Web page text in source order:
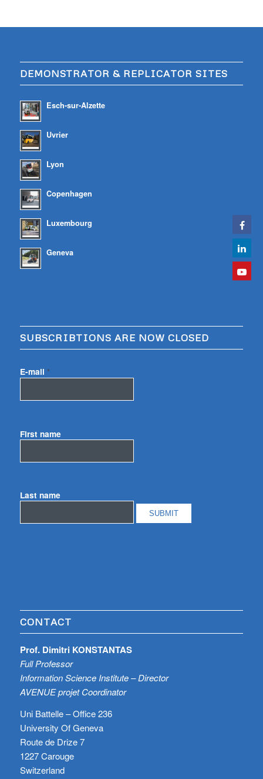
DEMONSTRATOR & REPLICATOR SITES
Esch-sur-Alzette
Uvrier
Lyon
Copenhagen
Luxembourg
Geneva
SUBSCRIBTIONS ARE NOW CLOSED
E-mail *
First name
Last name
CONTACT
Prof. Dimitri KONSTANTAS
Full Professor
Information Science Institute – Director
AVENUE projet Coordinator
Uni Battelle – Office 236
University Of Geneva
Route de Drize 7
1227 Carouge
Switzerland